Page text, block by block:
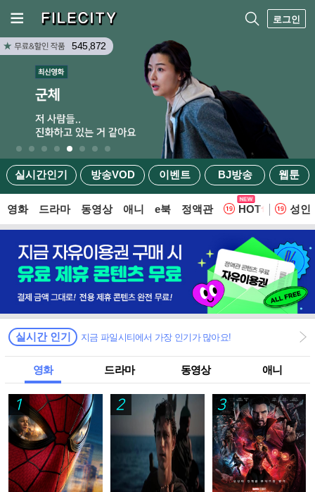
로그인
실시간인기 방송VOD 이벤트 BJ방송 웹툰
545,872
영화 드라마 동영상 애니 e북 정액관 HOT 웹
성인
실시간 인기 지금 파일시티에서 가장 인기가 많아요!
영화 드라마 동영상 애니
1 2 3